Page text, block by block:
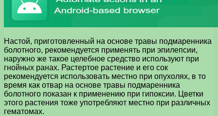
Настой, приготовленный на основе травы подмаренника
болотного, рекомендуется применять при эпилепсии,
наружно же такое целебное средство используют при
гнойных ранах. Растертое растение и его сок
рекомендуется использовать местно при опухолях, в то
время как отвар на основе травы подмаренника
болотного показан к применению при гипоксии. Цветки
этого растения тоже употребляют местно при различных
гематомах.